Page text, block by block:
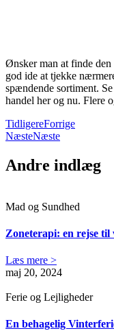
Ønsker man at finde den
god ide at tjekke
spændende sortiment.
handel her og nu. Flere
TidligereForrige
NæsteNæste
Andre indlæg
Mad og Sundhed
Zoneterapi: en rejse til
Læs mere >
maj 20, 2024
Ferie og Lejligheder
En behagelig